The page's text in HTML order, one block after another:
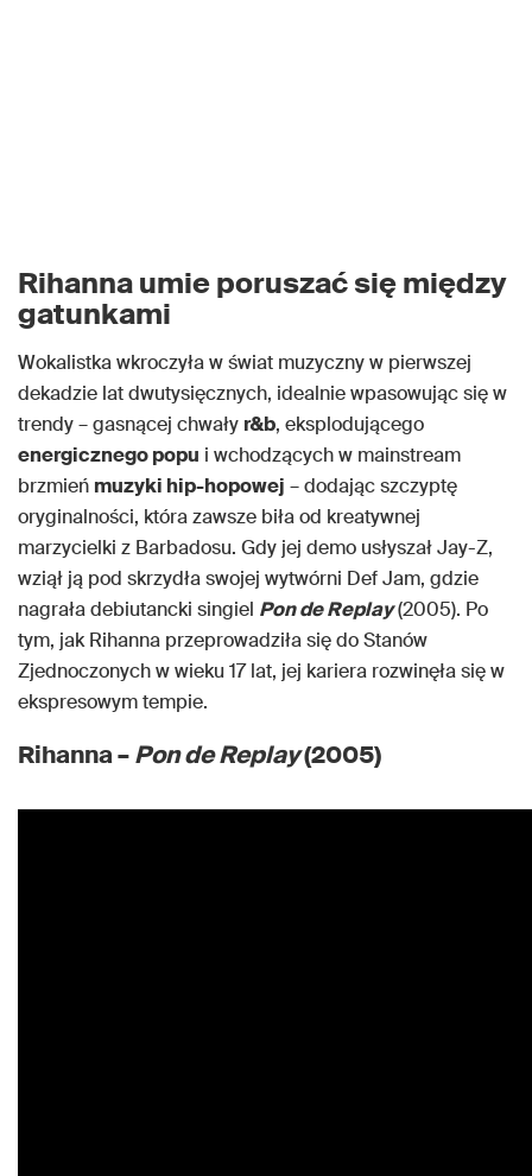
Rihanna umie poruszać się między
gatunkami
Wokalistka wkroczyła w świat muzyczny w pierwszej
dekadzie lat dwutysięcznych, idealnie wpasowując się w
trendy – gasnącej chwały r&b, eksplodującego
energicznego popu i wchodzących w mainstream
brzmień muzyki hip-hopowej – dodając szczyptę
oryginalności, która zawsze biła od kreatywnej
marzycielki z Barbadosu. Gdy jej demo usłyszał Jay-Z,
wziął ją pod skrzydła swojej wytwórni Def Jam, gdzie
nagrała debiutancki singiel Pon de Replay(2005). Po
tym, jak Rihanna przeprowadziła się do Stanów
Zjednoczonych w wieku 17 lat, jej kariera rozwinęła się w
ekspresowym tempie.
Rihanna –Pon de Replay(2005)